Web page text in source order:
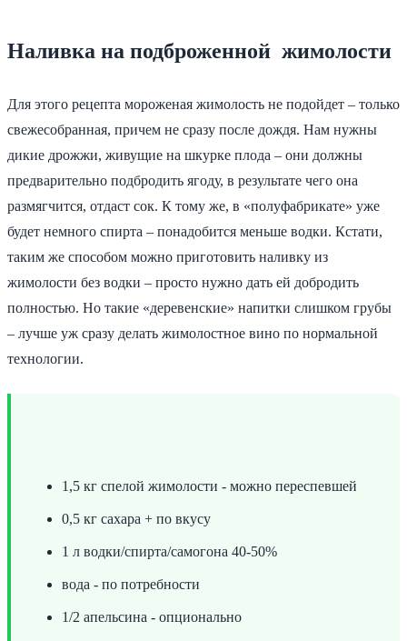
Наливка на подброженной жимолости
Для этого рецепта мороженая жимолость не подойдет – только
свежесобранная, причем не сразу после дождя. Нам нужны
дикие дрожжи, живущие на шкурке плода – они должны
предварительно подбродить ягоду, в результате чего она
размягчится, отдаст сок. К тому же, в «полуфабрикате» уже
будет немного спирта – понадобится меньше водки. Кстати,
таким же способом можно приготовить наливку из
жимолости без водки – просто нужно дать ей добродить
полностью. Но такие «деревенские» напитки слишком грубы
– лучше уж сразу делать жимолостное вино по нормальной
технологии.
1,5 кг спелой жимолости - можно переспевшей
0,5 кг сахара + по вкусу
1 л водки/спирта/самогона 40-50%
вода - по потребности
1/2 апельсина - опционально